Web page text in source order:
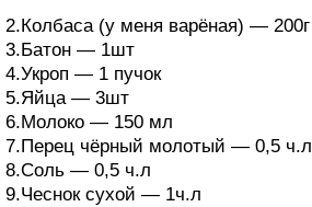
2.Колбаса (у меня варёная) — 200г
3.Батон — 1шт
4.Укроп — 1 пучок
5.Яйца — 3шт
6.Молоко — 150 мл
7.Перец чёрный молотый — 0,5 ч.л
8.Соль — 0,5 ч.л
9.Чеснок сухой — 1ч.л